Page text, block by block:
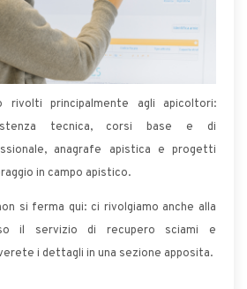
principalmente agli apicoltori:
tecnica, corsi base e di
anagrafe apistica e progetti
in campo apistico.
si ferma qui: ci rivolgiamo anche alla
il servizio di recupero sciami e
i dettagli in una sezione apposita.